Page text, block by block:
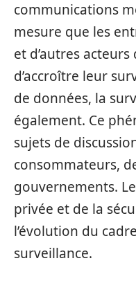
communications
mesure que les
et d’autres
d’accroître leur
de données, la
également. Ce
sujets de
consommateurs,
gouvernements.
privée et de la
l’évolution du
surveillance.